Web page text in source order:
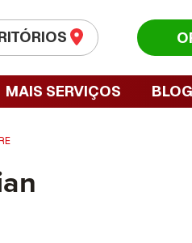
MAIS SERVIÇOS BLOG